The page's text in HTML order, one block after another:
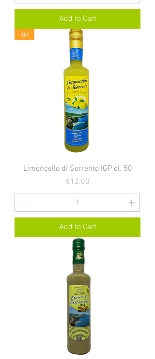
Add to Cart
Igp
Limoncello di Sorrento IGP cl. 50
Price
€12.00
Add to Cart